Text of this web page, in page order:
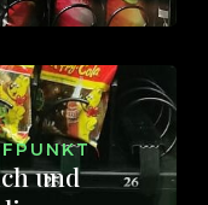
und